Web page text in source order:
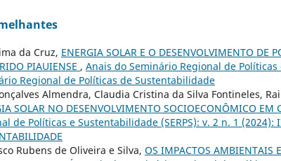
da Cruz, ENERGIA SOLAR E O DESENVOLVIMENTO DE
PIAUIENSE , Anais do Seminário Regional de Políticas
Regional de Políticas de Sustentabilidade
Almendra, Claudia Cristina da Silva Fontineles,
SOLAR NO DESENVOLVIMENTO SOCIOECONÔMICO EM
de Políticas e Sustentabilidade (SERPS): v. 2 n. 1 (2024):
Rubens de Oliveira e Silva, OS IMPACTOS AMBIENTAIS